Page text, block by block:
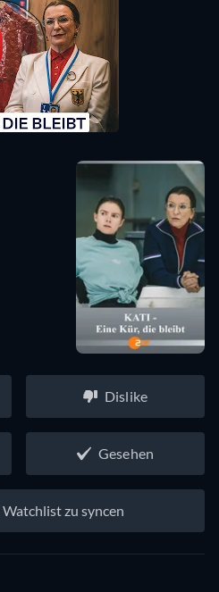
Dislike
Gesehen
Watchlist zu syncen